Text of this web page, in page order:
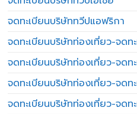
จดทะเบียนบริษัททวีปแอฟริกา
จดทะเบียนบริษัทท่องเที่ยว-จดท
จดทะเบียนบริษัทท่องเที่ยว-จด
จดทะเบียนบริษัทท่องเที่ยว-จด
จดทะเบียนบริษัทท่องเที่ยว-จด